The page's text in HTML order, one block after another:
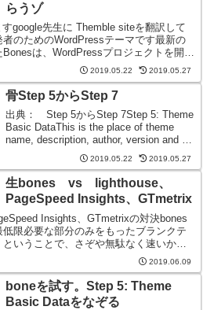
らうゾ
google先生に Themble siteを翻訳して
のためのWordPressテーマです最新の
は、WordPressプロジェクトを開始
2019.05.22 2019.05.27
骨Step 5からStep 7
出典： Step 5からStep 7Step 5: Theme
Basic DataThis is the place of theme
name, description, author, version and so
2019.05.22 2019.05.27
生bones vs lighthouse、
PageSpeed Insights、GTmetrix
Insights、GTmetrixの対決bones
限必要な部分のみをもったブランクテ
いうことで、さぞや無駄なく速いかと
2019.06.09
boneを試す。Step 5: Theme
Basic Dataをなぞる